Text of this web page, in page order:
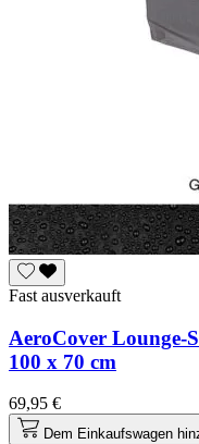
Fast ausverkauft
AeroCover Lounge-
100 x 70 cm
69,95 €
Dem Einkaufswagen